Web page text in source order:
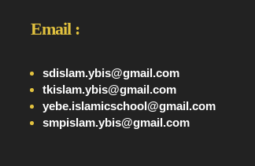
Email :
sdislam.ybis@gmail.com
tkislam.ybis@gmail.com
yebe.islamicschool@gmail.com
smpislam.ybis@gmail.com